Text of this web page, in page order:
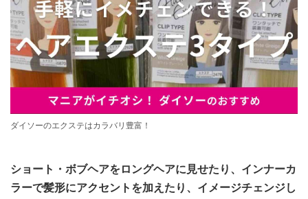
ダイソーのエクステはカラバリ豊富！
ショート・ボブヘアをロングヘアに見せたり、インナーカ
ラーで髪形にアクセントを加えたり、イメージチェンジし